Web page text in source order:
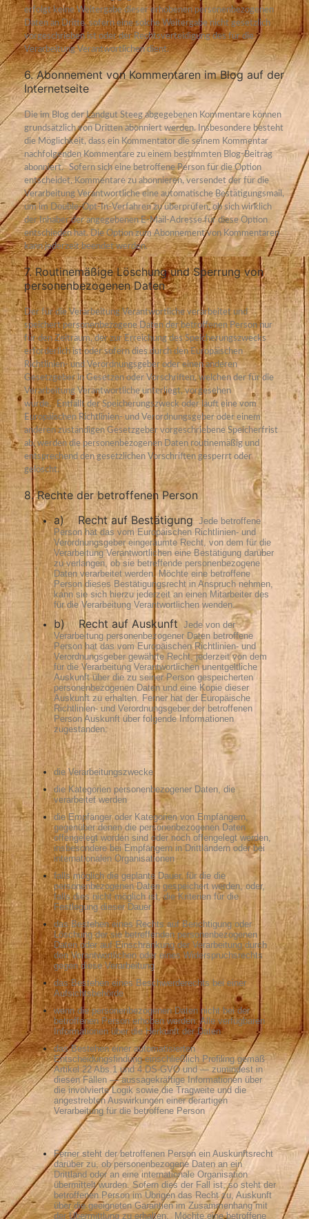
erfolgt keine Weitergabe dieser erhobenen personenbezogenen
Daten an Dritte, sofern eine solche Weitergabe nicht gesetzlich
vorgeschrieben ist oder der Rechtsverteidigung des für die
Verarbeitung Verantwortlichen dient.
6. Abonnement von Kommentaren im Blog auf der
Internetseite
Die im Blog der Landgut Steeg abgegebenen Kommentare können
grundsätzlich von Dritten abonniert werden. Insbesondere besteht
die Möglichkeit, dass ein Kommentator die seinem Kommentar
nachfolgenden Kommentare zu einem bestimmten Blog-Beitrag
abonniert. Sofern sich eine betroffene Person für die Option
entscheidet, Kommentare zu abonnieren, versendet der für die
Verarbeitung Verantwortliche eine automatische Bestätigungsmail,
um im Double-Opt-In-Verfahren zu überprüfen, ob sich wirklich
der Inhaber der angegebenen E-Mail-Adresse für diese Option
entschieden hat. Die Option zum Abonnement von Kommentaren
kann jederzeit beendet werden.
7. Routinemäßige Löschung und Sperrung von
personenbezogenen Daten
Der für die Verarbeitung Verantwortliche verarbeitet und
speichert personenbezogene Daten der betroffenen Person nur
für den Zeitraum, der zur Erreichung des Speicherungszwecks
erforderlich ist oder sofern dies durch den Europäischen
Richtlinien- und Verordnungsgeber oder einen anderen
Gesetzgeber in Gesetzen oder Vorschriften, welchen der für die
Verarbeitung Verantwortliche unterliegt, vorgesehen
wurde. Entfällt der Speicherungszweck oder läuft eine vom
Europäischen Richtlinien- und Verordnungsgeber oder einem
anderen zuständigen Gesetzgeber vorgeschriebene Speicherfrist
ab, werden die personenbezogenen Daten routinemäßig und
entsprechend den gesetzlichen Vorschriften gesperrt oder
gelöscht.
8. Rechte der betroffenen Person
a) Recht auf Bestätigung Jede betroffene
Person hat das vom Europäischen Richtlinien- und
Verordnungsgeber eingeräumte Recht, von dem für die
Verarbeitung Verantwortlichen eine Bestätigung darüber
zu verlangen, ob sie betreffende personenbezogene
Daten verarbeitet werden. Möchte eine betroffene
Person dieses Bestätigungsrecht in Anspruch nehmen,
kann sie sich hierzu jederzeit an einen Mitarbeiter des
für die Verarbeitung Verantwortlichen wenden.
b) Recht auf Auskunft Jede von der
Verarbeitung personenbezogener Daten betroffene
Person hat das vom Europäischen Richtlinien- und
Verordnungsgeber gewährte Recht, jederzeit von dem
für die Verarbeitung Verantwortlichen unentgeltliche
Auskunft über die zu seiner Person gespeicherten
personenbezogenen Daten und eine Kopie dieser
Auskunft zu erhalten. Ferner hat der Europäische
Richtlinien- und Verordnungsgeber der betroffenen
Person Auskunft über folgende Informationen
zugestanden:
die Verarbeitungszwecke
die Kategorien personenbezogener Daten, die
verarbeitet werden
die Empfänger oder Kategorien von Empfängern,
gegenüber denen die personenbezogenen Daten
offengelegt worden sind oder noch offengelegt werden,
insbesondere bei Empfängern in Drittländern oder bei
internationalen Organisationen
falls möglich die geplante Dauer, für die die
personenbezogenen Daten gespeichert werden, oder,
falls dies nicht möglich ist, die Kriterien für die
Festlegung dieser Dauer
das Bestehen eines Rechts auf Berichtigung oder
Löschung der sie betreffenden personenbezogenen
Daten oder auf Einschränkung der Verarbeitung durch
den Verantwortlichen oder eines Widerspruchsrechts
gegen diese Verarbeitung
das Bestehen eines Beschwerderechts bei einer
Aufsichtsbehörde
wenn die personenbezogenen Daten nicht bei der
betroffenen Person erhoben werden: Alle verfügbaren
Informationen über die Herkunft der Daten
das Bestehen einer automatisierten
Entscheidungsfindung einschließlich Profiling gemäß
Artikel 22 Abs.1 und 4 DS-GVO und — zumindest in
diesen Fällen — aussagekräftige Informationen über
die involvierte Logik sowie die Tragweite und die
angestrebten Auswirkungen einer derartigen
Verarbeitung für die betroffene Person
Ferner steht der betroffenen Person ein Auskunftsrecht
darüber zu, ob personenbezogene Daten an ein
Drittland oder an eine internationale Organisation
übermittelt wurden. Sofern dies der Fall ist, so steht der
betroffenen Person im Übrigen das Recht zu, Auskunft
über die geeigneten Garantien im Zusammenhang mit
der Übermittlung zu erhalten.
Möchte eine betroffene